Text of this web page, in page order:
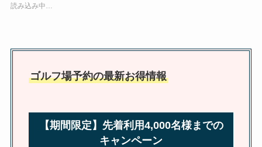
読み込み中…
ゴルフ場予約の最新お得情報
【期間限定】先着利用4,000名様までの
キャンペーン